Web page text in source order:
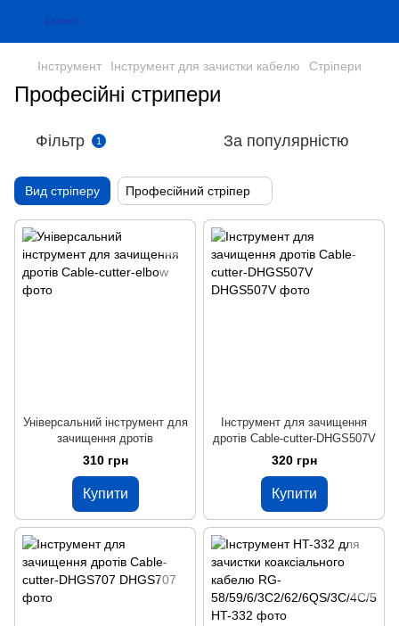
Інструмент Інструмент для зачистки кабелю Стріпери
Професійні стрипери
Фільтр 1 За популярністю
Вид стріперу Професійний стріпер
Універсальний інструмент для
зачищення дротів
310 грн
Купити
Інструмент для зачищення
дротів Cable-cutter-DHGS507V
320 грн
Купити